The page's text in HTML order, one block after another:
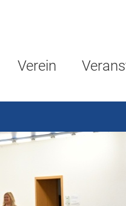
Verein